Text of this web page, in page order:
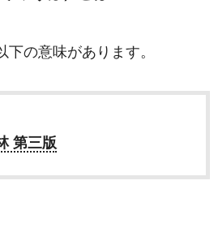
の意味があります。
第三版